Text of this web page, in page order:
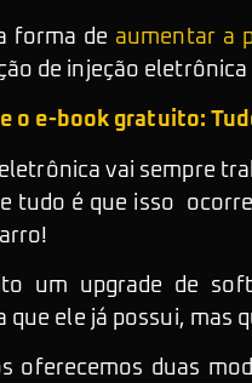
forma de aumentar a
de injeção eletrônica
o e-book gratuito:
vai sempre
tudo é que isso
um upgrade de
que ele já possui, mas
oferecemos duas